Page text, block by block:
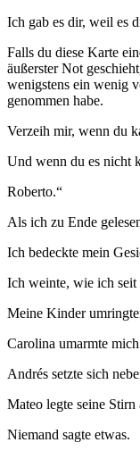
Ich gab es dir, weil es
Falls du diese Karte
äußerster Not
wenigstens ein wenig
genommen habe.
Verzeih mir, wenn du
Und wenn du es nicht
Roberto.“
Als ich zu Ende
Ich bedeckte mein
Ich weinte, wie ich seit
Meine Kinder
Carolina umarmte
Andrés setzte sich
Mateo legte seine Stirn
Niemand sagte etwas.